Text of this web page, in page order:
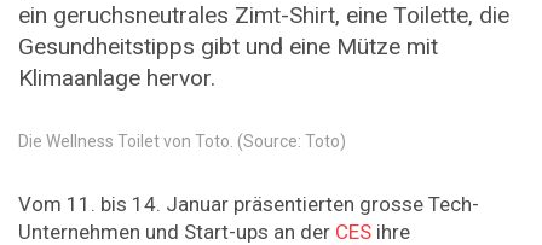
ein geruchsneutrales Zimt-Shirt, eine Toilette, die
Gesundheitstipps gibt und eine Mütze mit
Klimaanlage hervor.
Die Wellness Toilet von Toto. (Source: Toto)
Vom 11. bis 14. Januar präsentierten grosse Tech-
Unternehmen und Start-ups an der CES ihre